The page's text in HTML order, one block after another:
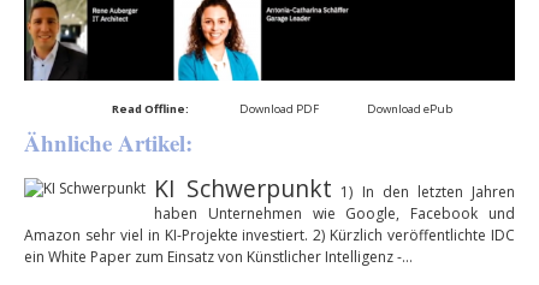
Read Offline: Download PDF Download ePub
Ähnliche Artikel:
KI Schwerpunkt 1) In den letzten Jahren
haben Unternehmen wie ­Google, Facebook und
Amazon sehr viel in ­KI-Projekte investiert. 2) Kürzlich veröffentlichte IDC
ein White Paper zum Einsatz von Künstlicher Intelligenz -…